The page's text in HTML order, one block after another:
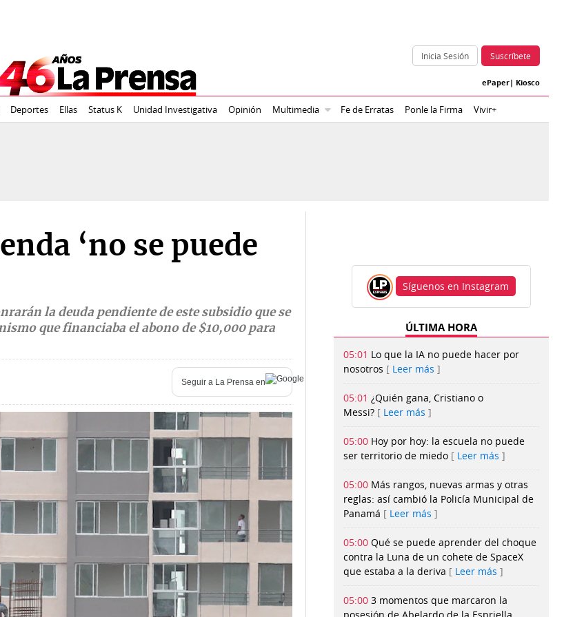
Inicia Sesión Suscríbete
ePaper| Kiosco
Deportes Ellas Status K Unidad Investigativa Opinión Multimedia Fe de Erratas Ponle la Firma Vivir+
‘no se puede
la deuda pendiente de este subsidio que se
que financiaba el abono de $10,000 para
Seguir a La Prensa en
Síguenos en Instagram
ÚLTIMA HORA
05:01 Lo que la IA no puede hacer por
nosotros
Leer más
05:01 ¿Quién gana, Cristiano o
Messi?
Leer más
05:00 Hoy por hoy: la escuela no puede
ser territorio de miedo
Leer más
05:00 Más rangos, nuevas armas y otras
reglas: así cambió la Policía Municipal de
Panamá
Leer más
05:00 Qué se puede aprender del choque
contra la Luna de un cohete de SpaceX
que estaba a la deriva
Leer más
05:00 3 momentos que marcaron la